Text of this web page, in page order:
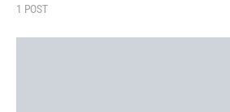
1 POST